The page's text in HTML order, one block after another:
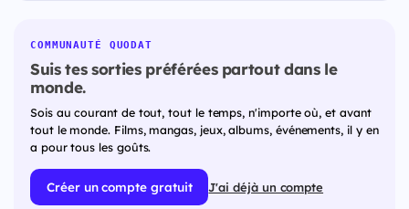
COMMUNAUTÉ QUODAT
Suis tes sorties préférées partout dans le
monde.
Sois au courant de tout, tout le temps, n'importe où, et avant
tout le monde. Films, mangas, jeux, albums, événements, il y en
a pour tous les goûts.
Créer un compte gratuit J'ai déjà un compte